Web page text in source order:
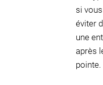
si
éviter
une
après
pointe.